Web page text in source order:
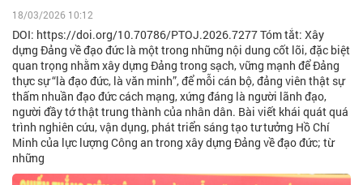
18/03/2026 10:12
DOI: https://doi.org/10.70786/PTOJ.2026.7277 Tóm tắt: Xây
dựng Đảng về đạo đức là một trong những nội dung cốt lõi, đặc biệt
quan trọng nhằm xây dựng Đảng trong sạch, vững mạnh để Đảng
thực sự “là đạo đức, là văn minh”, để mỗi cán bộ, đảng viên thật sự
thấm nhuần đạo đức cách mạng, xứng đáng là người lãnh đạo,
người đầy tớ thật trung thành của nhân dân. Bài viết khái quát quá
trình nghiên cứu, vận dụng, phát triển sáng tạo tư tưởng Hồ Chí
Minh của lực lượng Công an trong xây dựng Đảng về đạo đức; từ
những